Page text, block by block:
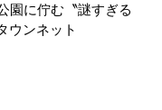
園に佇む〝謎すぎる
ウンネット